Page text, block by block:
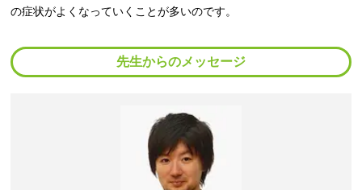
の症状がよくなっていくことが多いのです。
先生からのメッセージ